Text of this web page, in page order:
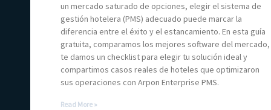
un mercado saturado de opciones, elegir el sistema de
gestión hotelera (PMS) adecuado puede marcar la
diferencia entre el éxito y el estancamiento. En esta guía
gratuita, comparamos los mejores software del mercado,
te damos un checklist para elegir tu solución ideal y
compartimos casos reales de hoteles que optimizaron
sus operaciones con Arpon Enterprise PMS.
Read More »